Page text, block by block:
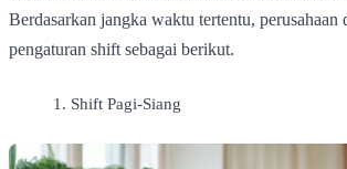
Berdasarkan jangka waktu tertentu, perusahaan
pengaturan shift sebagai berikut.
Shift Pagi-Siang